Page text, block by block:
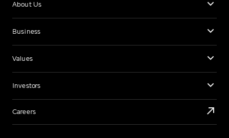
About Us
Business
Values
Investors
Careers